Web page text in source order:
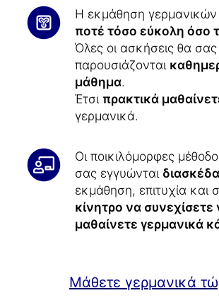
Η εκμάθηση γερμανικών
ποτέ τόσο εύκολη όσο
Όλες οι ασκήσεις θα σας
παρουσιάζονται
μάθημα.
Έτσι πρακτικά
γερμανικά.
Οι ποικιλόμορφες
σας εγγυώνται
εκμάθηση, επιτυχία και
κίνητρο να συνεχίσετε
μαθαίνετε γερμανικά
Μάθετε γερμανικά